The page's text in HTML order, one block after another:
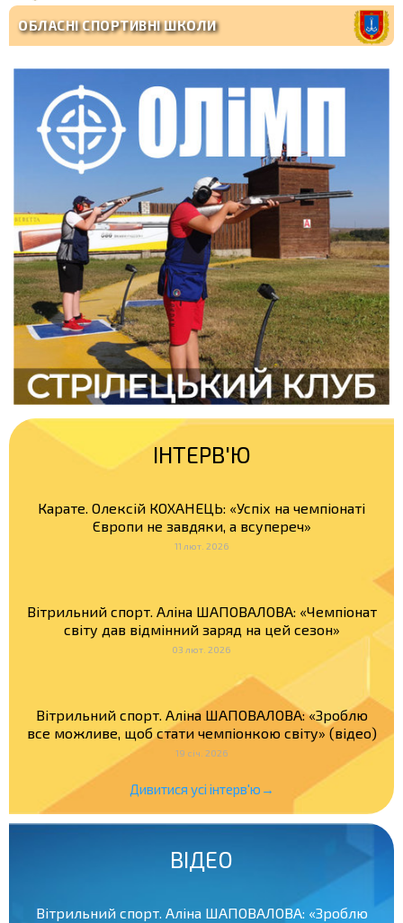
ОБЛАСНІ СПОРТИВНІ ШКОЛИ
ІНТЕРВ'Ю
Карате. Олексій КОХАНЕЦЬ: «Успіх на чемпіонаті
Європи не завдяки, а всупереч»
11 лют. 2026
Вітрильний спорт. Аліна ШАПОВАЛОВА: «Чемпіонат
світу дав відмінний заряд на цей сезон»
03 лют. 2026
Вітрильний спорт. Аліна ШАПОВАЛОВА: «Зроблю
все можливе, щоб стати чемпіонкою світу» (відео)
19 січ. 2026
Дивитися усі інтерв'ю→
ВІДЕО
Вітрильний спорт. Аліна ШАПОВАЛОВА: «Зроблю